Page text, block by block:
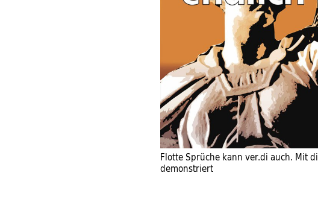
Flotte Sprüche kann ver.di auch. Mit
demonstriert